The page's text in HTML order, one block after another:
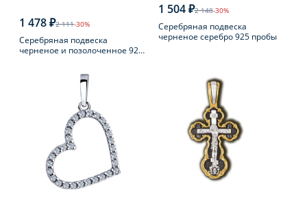
1 478 ₽2 111-30%
Серебряная подвеска
черненое и позолоченное 925
1 504 ₽2 148-30%
Серебряная подвеска
черненое серебро 925 пробы